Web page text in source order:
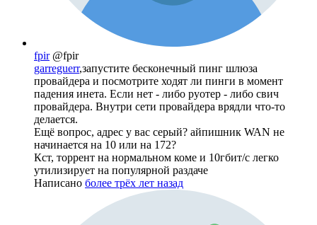
fpir @fpir
garreguerr,запустите бесконечный пинг шлюза
провайдера и посмотрите ходят ли пинги в момент
падения инета. Если нет - либо руотер - либо свич
провайдера. Внутри сети провайдера врядли что-то
делается.
Ещё вопрос, адрес у вас серый? айпишник WAN не
начинается на 10 или на 172?
Кст, торрент на нормальном коме и 10гбит/с легко
утилизирует на популярной раздаче
Написано более трёх лет назад